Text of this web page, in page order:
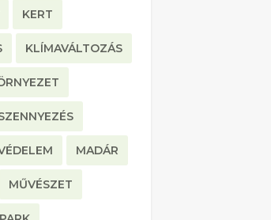
KERT
KLÍMAVÁLTOZÁS
MADÁR
MŰVÉSZET